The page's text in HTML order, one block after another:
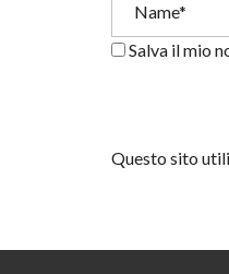
Salva il mio
Questo sito